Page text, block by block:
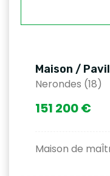
Maison /
Nerondes (18)
151 200 €
Maison de